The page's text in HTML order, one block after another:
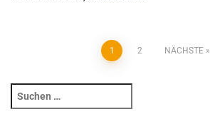
1 2 NÄCHSTE